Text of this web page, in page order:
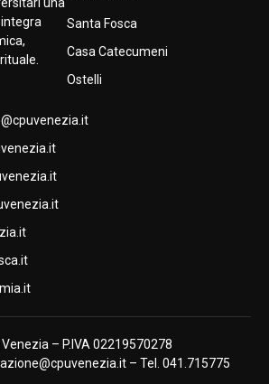
Santa Fosca
Casa Catecumeni
Ostelli
– P.IVA 02219570278
.it – Tel. 041.715775